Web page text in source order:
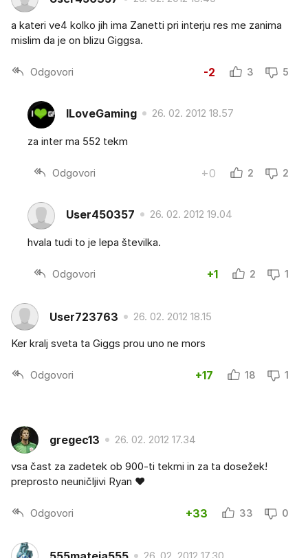
a kateri ve4 kolko jih ima Zanetti pri interju res me zanima
mislim da je on blizu Giggsa.
Odgovori -2 3 5
ILoveGaming 26. 02. 2012 18.57
za inter ma 552 tekm
Odgovori +0 2 2
User450357 26. 02. 2012 19.04
hvala tudi to je lepa številka.
Odgovori +1 2 1
User723763 26. 02. 2012 18.15
Ker kralj sveta ta Giggs prou uno ne mors
Odgovori +17 18 1
gregec13 26. 02. 2012 17.34
vsa čast za zadetek ob 900-ti tekmi in za ta dosežek!
preprosto neuničljivi Ryan ♥
Odgovori +33 33 0
26. 02. 2012 17.30